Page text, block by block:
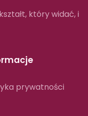
który widać, i
prywatności